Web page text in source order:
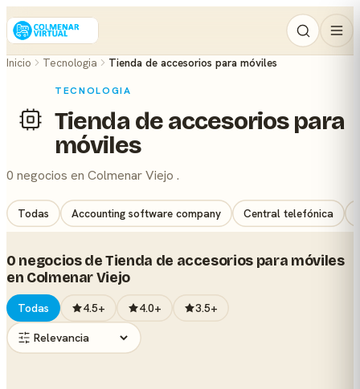
Inicio Tecnologia Tienda de accesorios para móviles
TECNOLOGIA
Tienda de accesorios para
móviles
0 negocios en Colmenar Viejo .
Todas Accounting software company Central telefónica
0 negocios de Tienda de accesorios para móviles
en Colmenar Viejo
Todas 4.5+ 4.0+ 3.5+